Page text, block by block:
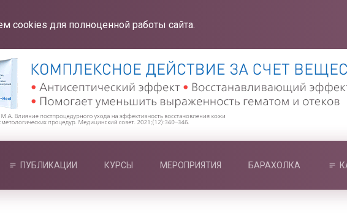
cookies для полноценной работы сайта.
ПУБЛИКАЦИИ КУРСЫ МЕРОПРИЯТИЯ БАРАХОЛКА